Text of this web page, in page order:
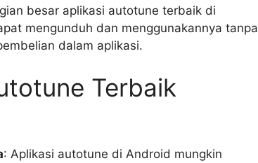
besar aplikasi autotune terbaik di
mengunduh dan menggunakannya tanpa
dalam aplikasi.
Terbaik
: Aplikasi autotune di Android mungkin